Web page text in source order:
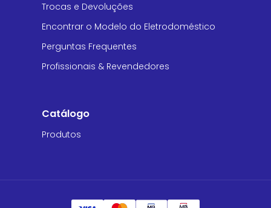
Trocas e Devoluções
Encontrar o Modelo do Eletrodoméstico
Perguntas Frequentes
Profissionais & Revendedores
Catálogo
Produtos